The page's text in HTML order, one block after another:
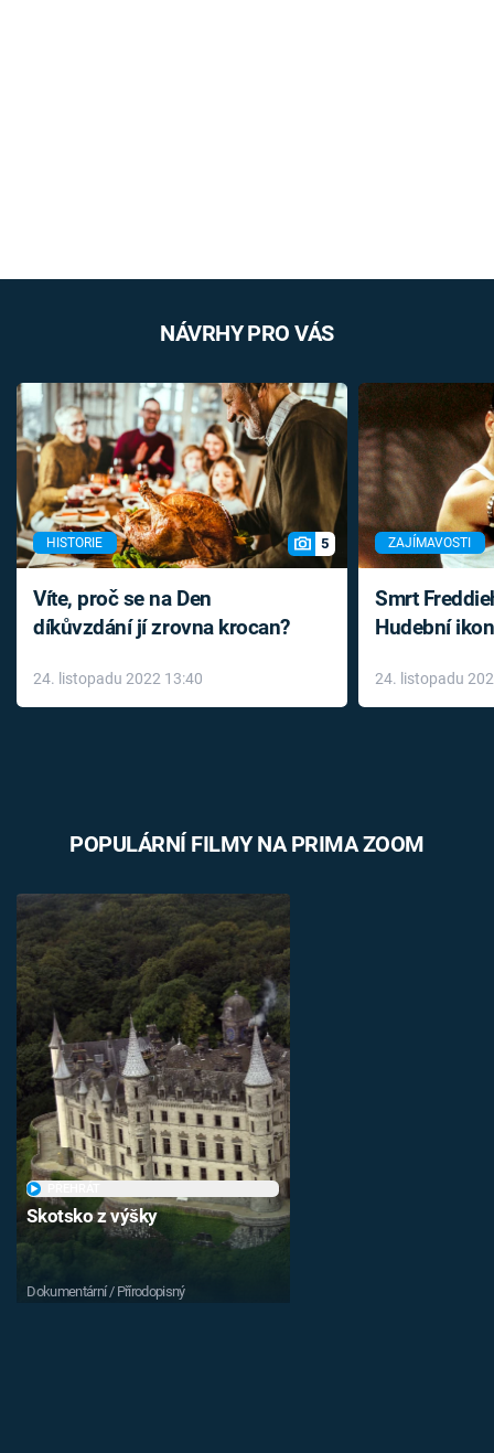
NÁVRHY PRO VÁS
HISTORIE 5
Víte, proč se na Den
díkůvzdání jí zrovna krocan?
24. listopadu 2022 13:40
ZAJÍMAVOSTI
Smrt
Hudební
léky
24. listopadu
POPULÁRNÍ FILMY NA PRIMA ZOOM
Skotsko z výšky
Dokumentární / Přírodopisný